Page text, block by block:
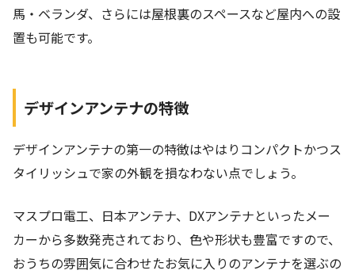
馬・ベランダ、さらには屋根裏のスペースなど屋内への設
置も可能です。
デザインアンテナの特徴
デザインアンテナの第一の特徴はやはりコンパクトかつス
タイリッシュで家の外観を損なわない点でしょう。
マスプロ電工、日本アンテナ、DXアンテナといったメー
カーから多数発売されており、色や形状も豊富ですので、
おうちの雰囲気に合わせたお気に入りのアンテナを選ぶの